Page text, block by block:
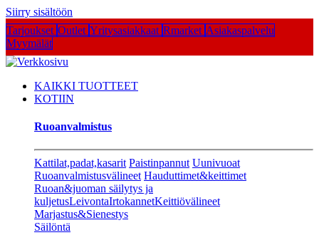
Siirry sisältöön
Tarjoukset Outlet Yritysasiakkaat Rmarket Asiakaspalvelu
Myymälät
KAIKKI TUOTTEET
KOTIIN
Ruoanvalmistus
Kattilat,padat,kasarit Paistinpannut Uunivuoat
Ruoanvalmistusvälineet Hauduttimet&keittimet
Ruoan&juoman säilytys ja
kuljetusLeivontaIrtokannetKeittiövälineet
Marjastus&Sienestys
Säilöntä